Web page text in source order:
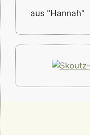
aus "Hannah"